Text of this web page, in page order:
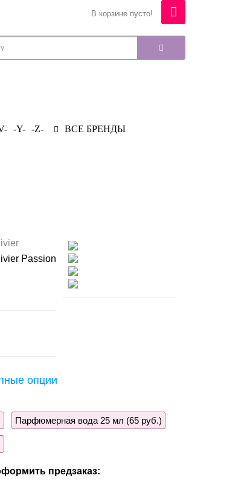
В корзине пусто!
-Y- -Z- ВСЕ БРЕНДЫ
Passion
опции
Парфюмерная вода 25 мл (65 руб.)
предзаказ: